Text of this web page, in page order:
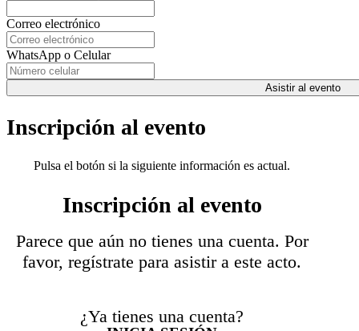
Correo electrónico
WhatsApp o Celular
Asistir al evento
Inscripción al evento
Pulsa el botón si la siguiente información es actual.
Inscripción al evento
Parece que aún no tienes una cuenta. Por
favor, regístrate para asistir a este acto.
¿Ya tienes una cuenta?